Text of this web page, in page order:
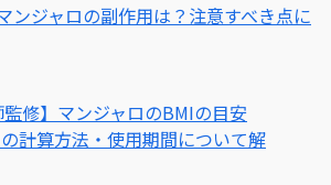
ンジャロの副作用は？注意すべき点に